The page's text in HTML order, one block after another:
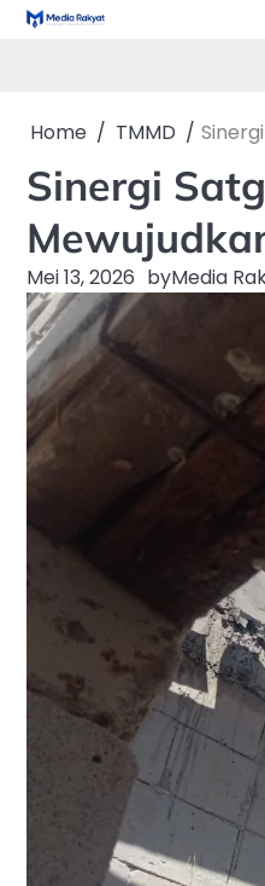
Skip
Home TMMD
Sinergi
Mei 13, 2026 byMedia